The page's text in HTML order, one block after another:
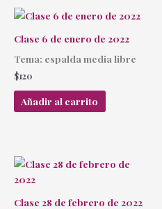
Clase 6 de enero de 2022
Tema: espalda media libre
$120
Añadir al carrito
Clase 28 de febrero de 2022